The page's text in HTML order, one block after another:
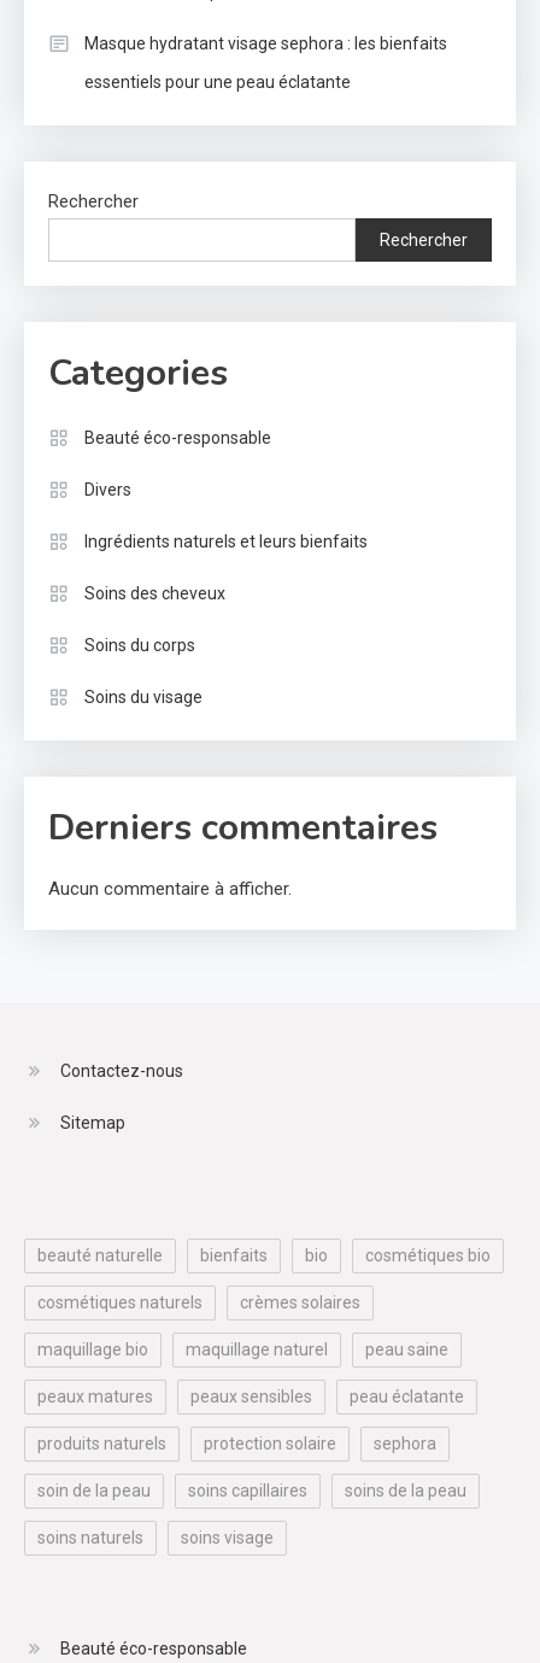
Masque hydratant visage sephora : les bienfaits
essentiels pour une peau éclatante
Rechercher
Rechercher
Categories
Beauté éco-responsable
Divers
Ingrédients naturels et leurs bienfaits
Soins des cheveux
Soins du corps
Soins du visage
Derniers commentaires
Aucun commentaire à afficher.
Contactez-nous
Sitemap
beauté naturelle bienfaits bio cosmétiques bio
cosmétiques naturels crèmes solaires
maquillage bio maquillage naturel peau saine
peaux matures peaux sensibles peau éclatante
produits naturels protection solaire sephora
soin de la peau soins capillaires soins de la peau
soins naturels soins visage
Beauté éco-responsable